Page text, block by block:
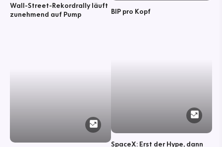
Wall-Street-Rekordrally läuft
zunehmend auf Pump
BIP pro Kopf
SpaceX: Erst der Hype, dann